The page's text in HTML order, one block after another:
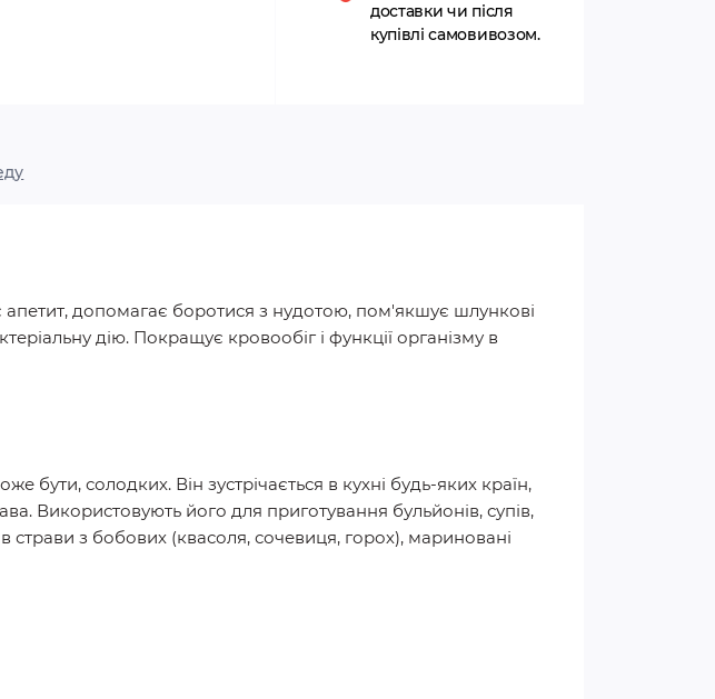
доставки чи після
купівлі самовивозом.
допомагає боротися з нудотою, пом'якшує шлункові
дію. Покращує кровообіг і функції організму в
солодких. Він зустрічається в кухні будь-яких країн,
Використовують його для приготування бульйонів, супів,
страви з бобових (квасоля, сочевиця, горох), мариновані